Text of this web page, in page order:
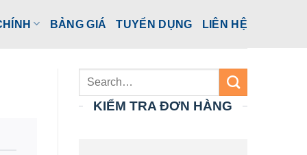
BẢNG GIÁ TUYỂN DỤNG LIÊN HỆ
KIỂM TRA ĐƠN HÀNG